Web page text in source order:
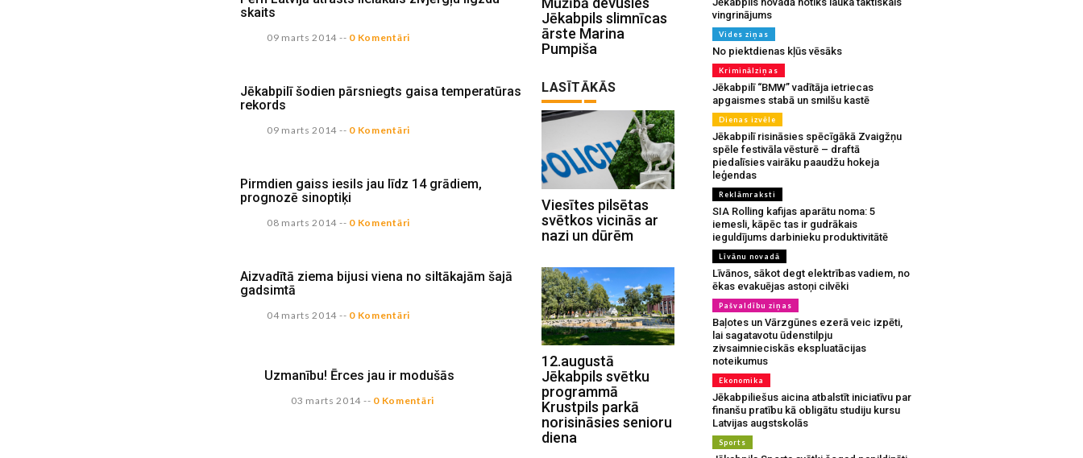
skaits
09 marts 2014 -- 0 Komentāri
Jēkabpilī šodien pārsniegts gaisa temperatūras
rekords
09 marts 2014 -- 0 Komentāri
Pirmdien gaiss iesils jau līdz 14 grādiem,
prognozē sinoptiķi
08 marts 2014 -- 0 Komentāri
Aizvadītā ziema bijusi viena no siltākajām šajā
gadsimtā
04 marts 2014 -- 0 Komentāri
Uzmanību! Ērces jau ir modušās
03 marts 2014 -- 0 Komentāri
Jēkabpils slimnīcas
ārste Marina
Pumpiša
LASĪTĀKĀS
Viesītes pilsētas
svētkos vicinās ar
nazi un dūrēm
12.augustā
Jēkabpils svētku
programmā
Krustpils parkā
norisināsies senioru
diena
vingrinājums
Vides ziņas
No piektdienas kļūs vēsāks
Kriminālziņas
Jēkabpilī “BMW” vadītāja ietriecas
apgaismes stabā un smilšu kastē
Dienas izvēle
Jēkabpilī risināsies spēcīgākā Zvaigžņu
spēle festivāla vēsturē – draftā
piedalīsies vairāku paaudžu hokeja
leģendas
Reklāmraksti
SIA Rolling kafijas aparātu noma: 5
iemesli, kāpēc tas ir gudrākais
ieguldījums darbinieku produktivitātē
Līvānu novadā
Līvānos, sākot degt elektrības vadiem, no
ēkas evakuējas astoņi cilvēki
Pašvaldību ziņas
Baļotes un Vārzgūnes ezerā veic izpēti,
lai sagatavotu ūdenstilpju
zivsaimnieciskās ekspluatācijas
noteikumus
Ekonomika
Jēkabpiliešus aicina atbalstīt iniciatīvu par
finanšu pratību kā obligātu studiju kursu
Latvijas augstskolās
Sports